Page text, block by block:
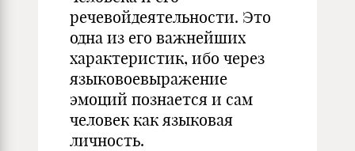
речевойдеятельности. Это
одна из его важнейших
характеристик, ибо через
языковоевыражение
эмоций познается и сам
человек как языковая
личность.